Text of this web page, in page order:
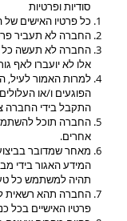
סודיות ופרטיות
כל פרטיו האישים של
החברה לא תעביר
החברה לא תעשה כל
אלו לא יועברו לאף
למרות האמור לעיל,
הפוגעים ו/או
התקבל בידי החברה
החברה תוכל להשתמש
אחרים.
מאחר שמדובר
המידע האגור בידי
תהיה למשתמש כל
פרטיו האישיים בכל